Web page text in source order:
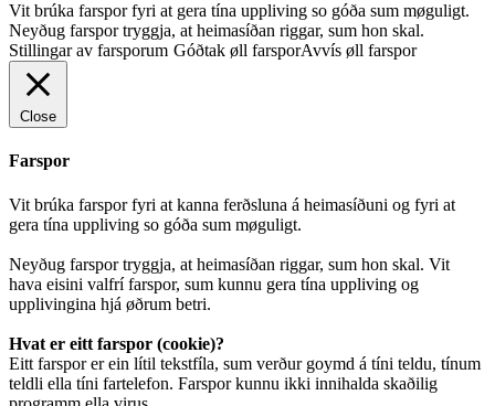
Vit brúka farspor fyri at gera tína uppliving so góða sum møguligt.
Neyðug farspor tryggja, at heimasíðan riggar, sum hon skal.
Stillingar av farsporum Góðtak øll farsporAvvís øll farspor
Close
Farspor
Vit brúka farspor fyri at kanna ferðsluna á heimasíðuni og fyri at
gera tína uppliving so góða sum møguligt.
Neyðug farspor tryggja, at heimasíðan riggar, sum hon skal. Vit
hava eisini valfrí farspor, sum kunnu gera tína uppliving og
upplivingina hjá øðrum betri.
Hvat er eitt farspor (cookie)?
Eitt farspor er ein lítil tekstfíla, sum verður goymd á tíni teldu, tínum
teldli ella tíni fartelefon. Farspor kunnu ikki innihalda skaðilig